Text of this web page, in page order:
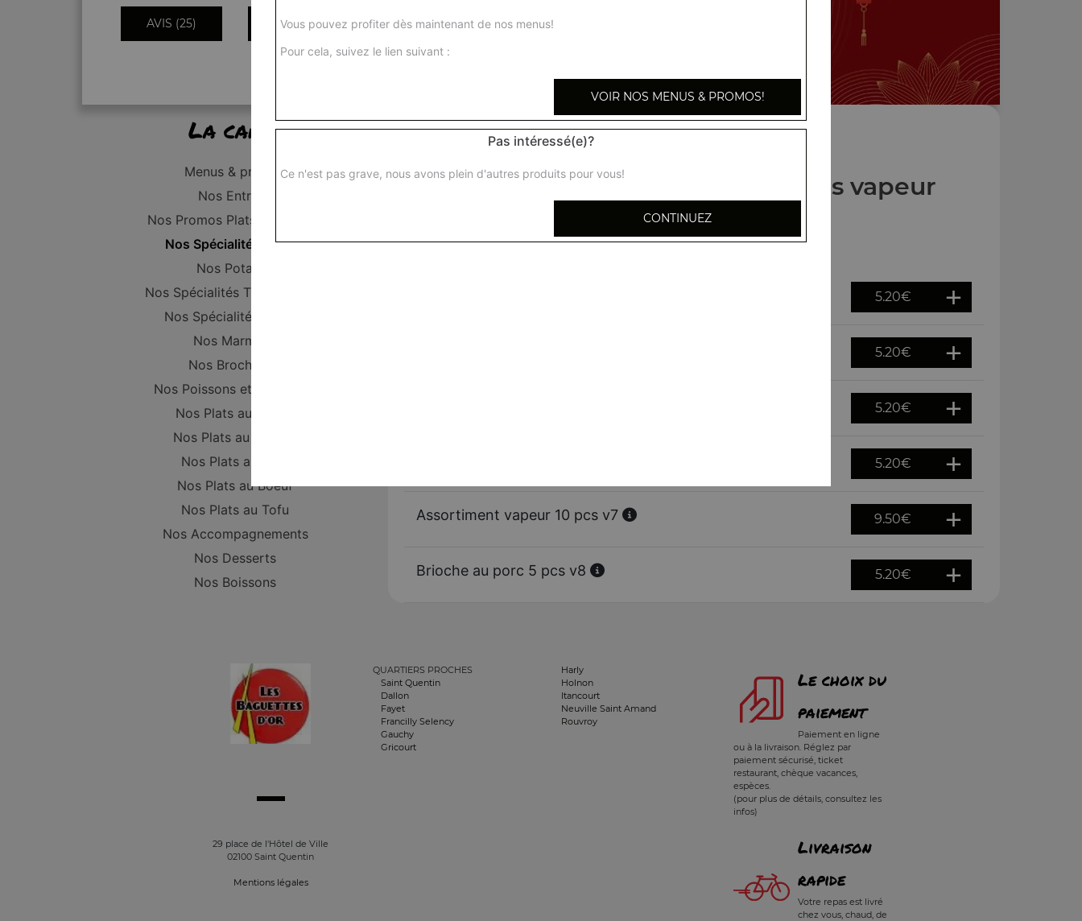
AVIS (25) INFORMATIONS
La carte
Menus & promos
Nos Entrées
Nos Promos Plats Composer
Nos Spécialités vapeur
Nos Potages
Nos Spécialités Thaïlandaises
Nos Spécialités Maison
Nos Marmites
Nos Brochettes
Nos Poissons et Crustacés
Nos Plats au Poulet
Nos Plats au Canard
Nos Plats au Porc
Nos Plats au Boeuf
Nos Plats au Tofu
Nos Accompagnements
Nos Desserts
Nos Boissons
Nos Spécialités vapeur
5.20€
5.20€
5.20€
5.20€
Assortiment vapeur 10 pcs v7 9.50€
Brioche au porc 5 pcs v8 5.20€
29 place de l'Hôtel de Ville
02100 Saint Quentin
Mentions légales
QUARTIERS PROCHES
Saint Quentin
Dallon
Fayet
Francilly Selency
Gauchy
Gricourt
Harly
Holnon
Itancourt
Neuville Saint Amand
Rouvroy
Le choix du
paiement
Paiement en ligne
ou à la livraison. Réglez par
paiement sécurisé, ticket
restaurant, chèque vacances,
espèces.
(pour plus de détails, consultez les
infos)
Livraison
rapide
Votre repas est livré
chez vous, chaud, de
Vous pouvez profiter dès maintenant de nos menus!
Pour cela, suivez le lien suivant :
VOIR NOS MENUS & PROMOS!
Pas intéressé(e)?
Ce n'est pas grave, nous avons plein d'autres produits pour vous!
CONTINUEZ